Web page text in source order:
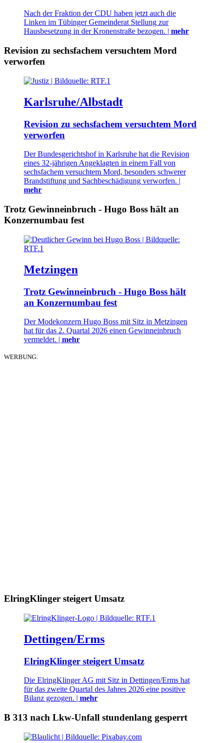
Nach der Fraktion der CDU haben jetzt auch die
Linken im Tübinger Gemeinderat Stellung zur
Hausbesetzung in der Kronenstraße bezogen. | mehr
Revision zu sechsfachem versuchtem Mord
verworfen
Karlsruhe/Albstadt
Revision zu sechsfachem versuchtem Mord
verworfen
Der Bundesgerichtshof in Karlsruhe hat die Revision
eines 32-jährigen Angeklagten in einem Fall von
sechsfachem versuchtem Mord, besonders schwerer
Brandstiftung und Sachbeschädigung verworfen. |
mehr
Trotz Gewinneinbruch - Hugo Boss hält an
Konzernumbau fest
Metzingen
Trotz Gewinneinbruch - Hugo Boss hält
an Konzernumbau fest
Der Modekonzern Hugo Boss mit Sitz in Metzingen
hat für das 2. Quartal 2026 einen Gewinneinbruch
vermeldet. | mehr
WERBUNG:
ElringKlinger steigert Umsatz
Dettingen/Erms
ElringKlinger steigert Umsatz
Die ElringKlinger AG mit Sitz in Dettingen/Erms hat
für das zweite Quartal des Jahres 2026 eine positive
Bilanz gezogen. | mehr
B 313 nach Lkw-Unfall stundenlang gesperrt